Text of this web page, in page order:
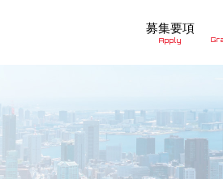
募集要項
Apply